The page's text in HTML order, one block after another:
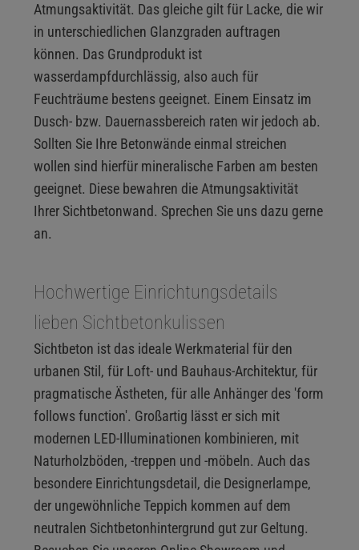
Atmungsaktivität. Das gleiche gilt für Lacke, die wir
in unterschiedlichen Glanzgraden auftragen
können. Das Grundprodukt ist
wasserdampfdurchlässig, also auch für
Feuchträume bestens geeignet. Einem Einsatz im
Dusch- bzw. Dauernassbereich raten wir jedoch ab.
Sollten Sie Ihre Betonwände einmal streichen
wollen sind hierfür mineralische Farben am besten
geeignet. Diese bewahren die Atmungsaktivität
Ihrer Sichtbetonwand. Sprechen Sie uns dazu gerne
an.
Hochwertige Einrichtungsdetails
lieben Sichtbetonkulissen
Sichtbeton ist das ideale Werkmaterial für den
urbanen Stil, für Loft- und Bauhaus-Architektur, für
pragmatische Ästheten, für alle Anhänger des 'form
follows function'. Großartig lässt er sich mit
modernen LED-Illuminationen kombinieren, mit
Naturholzböden, -treppen und -möbeln. Auch das
besondere Einrichtungsdetail, die Designerlampe,
der ungewöhnliche Teppich kommen auf dem
neutralen Sichtbetonhintergrund gut zur Geltung.